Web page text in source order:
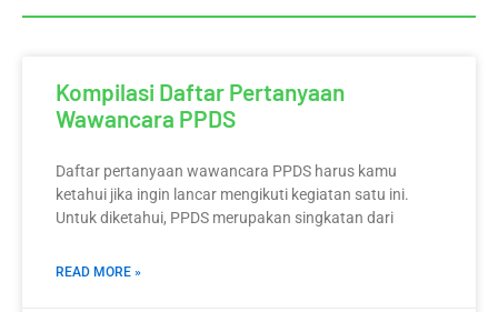
Kompilasi Daftar Pertanyaan
Wawancara PPDS
Daftar pertanyaan wawancara PPDS harus kamu
ketahui jika ingin lancar mengikuti kegiatan satu ini.
Untuk diketahui, PPDS merupakan singkatan dari
READ MORE »